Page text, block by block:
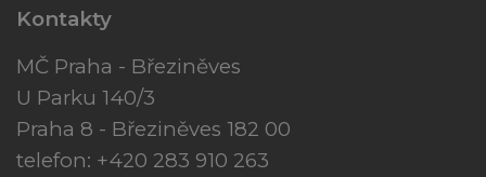
Kontakty
MČ Praha - Březiněves
U Parku 140/3
Praha 8 - Březiněves 182 00
telefon: +420 283 910 263